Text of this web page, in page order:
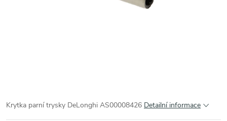
Krytka parní trysky DeLonghi AS00008426 Detailní informace